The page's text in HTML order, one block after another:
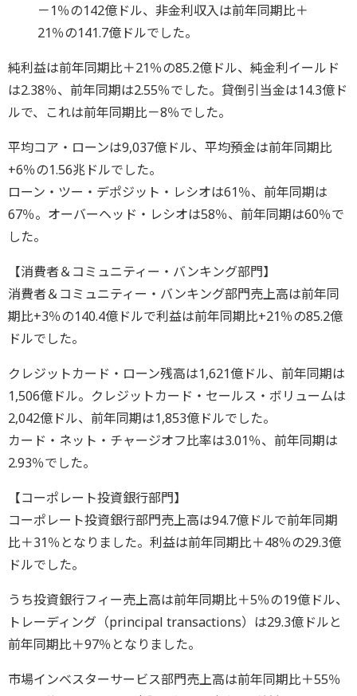
－1％の142億ドル、非金利収入は前年同期比＋
21％の141.7億ドルでした。
純利益は前年同期比＋21％の85.2億ドル、純金利イールド
は2.38％、前年同期は2.55％でした。貸倒引当金は14.3億ド
ルで、これは前年同期比－8％でした。
平均コア・ローンは9,037億ドル、平均預金は前年同期比
+6％の1.56兆ドルでした。
ローン・ツー・デポジット・レシオは61％、前年同期は
67％。オーバーヘッド・レシオは58％、前年同期は60％で
した。
【消費者＆コミュニティー・バンキング部門】
消費者＆コミュニティー・バンキング部門売上高は前年同
期比+3％の140.4億ドルで利益は前年同期比+21％の85.2億
ドルでした。
クレジットカード・ローン残高は1,621億ドル、前年同期は
1,506億ドル。クレジットカード・セールス・ボリュームは
2,042億ドル、前年同期は1,853億ドルでした。
カード・ネット・チャージオフ比率は3.01％、前年同期は
2.93％でした。
【コーポレート投資銀行部門】
コーポレート投資銀行部門売上高は94.7億ドルで前年同期
比＋31％となりました。利益は前年同期比＋48％の29.3億
ドルでした。
うち投資銀行フィー売上高は前年同期比＋5％の19億ドル、
トレーディング（principal transactions）は29.3億ドルと
前年同期比＋97％となりました。
市場インベスターサービス部門売上高は前年同期比＋55％